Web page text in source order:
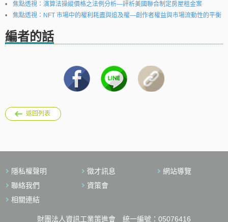
焦點透視：演算法操縱價格之法例分析—評析美國聯合制定房屋租金案
焦點透視：NFT 市場中的權利耗盡與追及權—創作者權益與市場流動性的平衡
編者的話
返回列表
隱私權聲明 徵才訊息
網站導覽
聯絡我們
資策會
相關連結
財團法人資訊工業策進會 統一編號：05076416